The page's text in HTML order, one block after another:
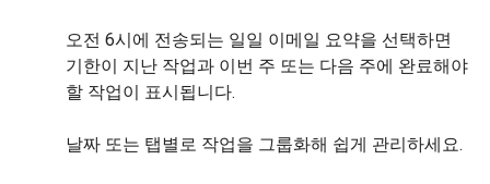
오전 6시에 전송되는 일일 이메일 요약을 선택하면
기한이 지난 작업과 이번 주 또는 다음 주에 완료해야
할 작업이 표시됩니다.
날짜 또는 탭별로 작업을 그룹화해 쉽게 관리하세요.